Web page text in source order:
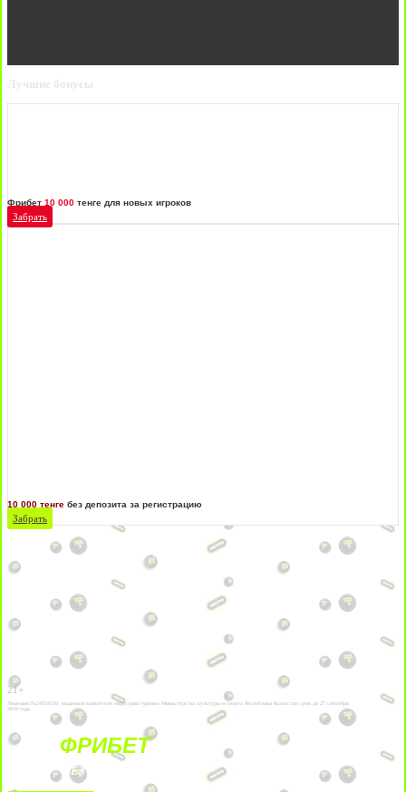
Лучшие бонусы
Фрибет 10 000 тенге для новых игроков
Забрать
10 000 тенге без депозита за регистрацию
Забрать
21+
Лицензии №24514359, выданной комитетом индустрии туризма Министерства культуры и спорта Республики Казахстан срок до 27 сентября
2034 года.
ФРИБЕТ
БЕЗ УСЛОВИЙ